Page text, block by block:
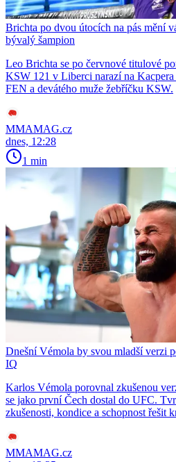
Brichta po dvou útocích na pás mění
bývalý šampion
Leo Brichta se po červnové titulové
KSW 121 v Liberci narazí na
FEN a devátého muže žebříčku KSW.
MMAMAG.cz
dnes, 12:28
1 min
Dnešní Vémola by svou mladší verzi
IQ
Karlos Vémola porovnal zkušenou
se jako první Čech dostal do UFC.
zkušenosti, kondice a schopnost řešit
MMAMAG.cz